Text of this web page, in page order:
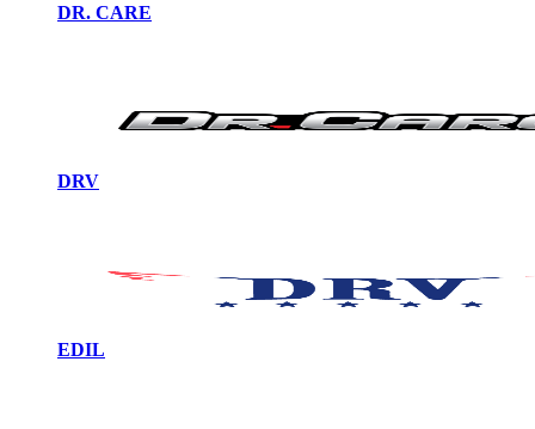
DR. CARE
DRV
EDIL